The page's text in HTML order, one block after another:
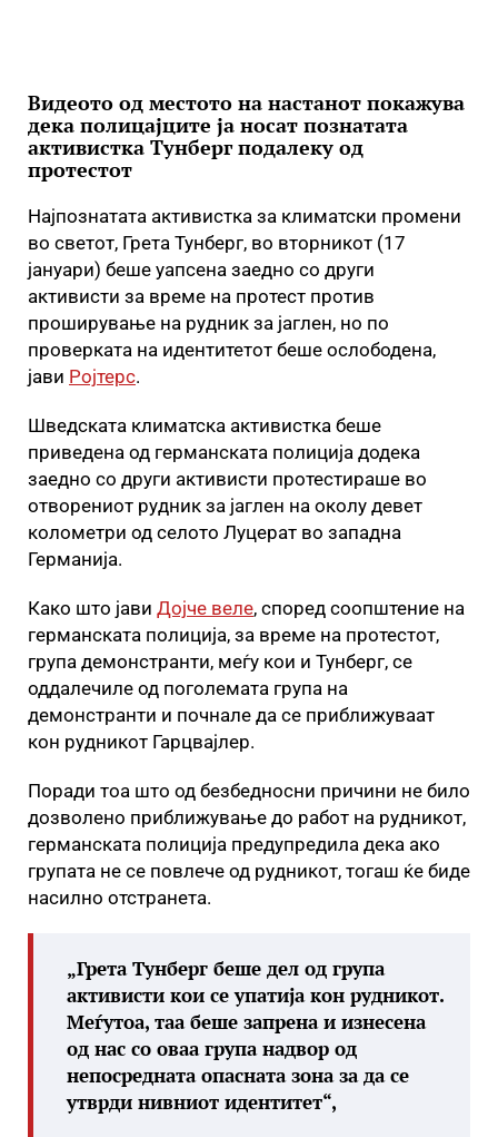
Видеото од местото на настанот покажува
дека полицајците ја носат познатата
активистка Тунберг подалеку од
протестот
Најпознатата активистка за климатски промени
во светот, Грета Тунберг, во вторникот (17
јануари) беше уапсена заедно со други
активисти за време на протест против
проширување на рудник за јаглен, но по
проверката на идентитетот беше ослободена,
јави Ројтерс.
Шведската климатска активистка беше
приведена од германската полиција додека
заедно со други активисти протестираше во
отворениот рудник за јаглен на околу девет
колометри од селото Луцерат во западна
Германија.
Како што јави Дојче веле, според соопштение на
германската полиција, за време на протестот,
група демонстранти, меѓу кои и Тунберг, се
оддалечиле од поголемата група на
демонстранти и почнале да се приближуваат
кон рудникот Гарцвајлер.
Поради тоа што од безбедносни причини не било
дозволено приближување до работ на рудникот,
германската полиција предупредила дека ако
групата не се повлече од рудникот, тогаш ќе биде
насилно отстранета.
„Грета Тунберг беше дел од група
активисти кои се упатија кон рудникот.
Меѓутоа, таа беше запрена и изнесена
од нас со оваа група надвор од
непосредната опасната зона за да се
утврди нивниот идентитет“,